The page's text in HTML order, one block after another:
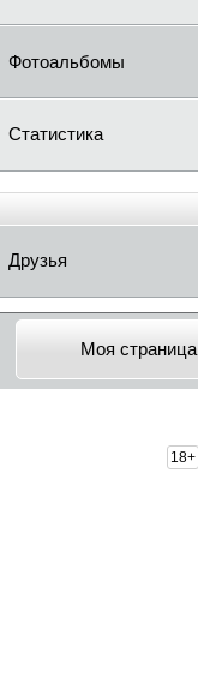
Фотоальбомы
Статистика
Друзья
Моя страница
18+